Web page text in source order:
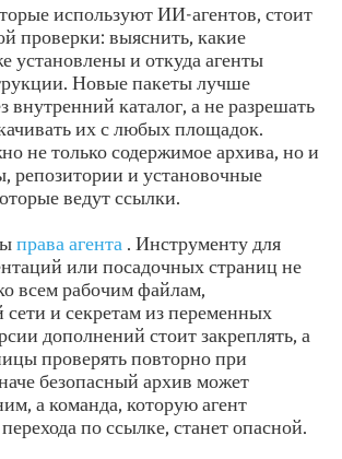
используют ИИ-агентов, стоит
проверки: выяснить, какие
установлены и откуда агенты
Новые пакеты лучше
внутренний каталог, а не разрешать
их с любых площадок.
не только содержимое архива, но и
репозитории и установочные
ведут ссылки.
права агента . Инструменту для
или посадочных страниц не
всем рабочим файлам,
сети и секретам из переменных
дополнений стоит закреплять, а
проверять повторно при
безопасный архив может
а команда, которую агент
по ссылке, станет опасной.